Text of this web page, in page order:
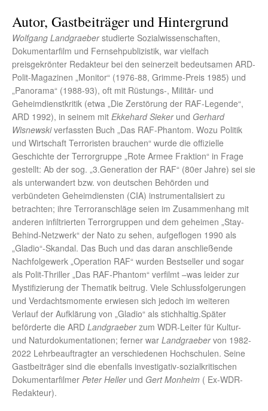
Autor, Gastbeiträger und Hintergrund
Wolfgang Landgraeberstudierte Sozialwissenschaften,
Dokumentarfilm und Fernsehpublizistik, war vielfach
preisgekrönter Redakteur bei den seinerzeit bedeutsamen ARD-
Polit-Magazinen „Monitor“ (1976-88, Grimme-Preis 1985) und
„Panorama“ (1988-93), oft mit Rüstungs-, Militär- und
Geheimdienstkritik (etwa „Die Zerstörung der RAF-Legende“,
ARD 1992), in seinem mit Ekkehard Sieker und Gerhard
Wisnewskiverfassten Buch „Das RAF-Phantom. Wozu Politik
und Wirtschaft Terroristen brauchen“ wurde die offizielle
Geschichte der Terrorgruppe „Rote Armee Fraktion“ in Frage
gestellt: Ab der sog. „3.Generation der RAF“ (80er Jahre) sei sie
als unterwandert bzw. von deutschen Behörden und
verbündeten Geheimdiensten (CIA) instrumentalisiert zu
betrachten; ihre Terroranschläge seien im Zusammenhang mit
anderen infiltrierten Terrorgruppen und dem geheimen „Stay-
Behind-Netzwerk“ der Nato zu sehen, aufgeflogen 1990 als
„Gladio“-Skandal. Das Buch und das daran anschließende
Nachfolgewerk „Operation RAF“ wurden Bestseller und sogar
als Polit-Thriller „Das RAF-Phantom“ verfilmt –was leider zur
Mystifizierung der Thematik beitrug. Viele Schlussfolgerungen
und Verdachtsmomente erwiesen sich jedoch im weiteren
Verlauf der Aufklärung von „Gladio“ als stichhaltig.Später
beförderte die ARD Landgraeberzum WDR-Leiter für Kultur-
und Naturdokumentationen; ferner war Landgraebervon 1982-
2022 Lehrbeauftragter an verschiedenen Hochschulen. Seine
Gastbeiträger sind die ebenfalls investigativ-sozialkritischen
Dokumentarfilmer Peter Hellerund Gert Monheim ( Ex-WDR-
Redakteur).